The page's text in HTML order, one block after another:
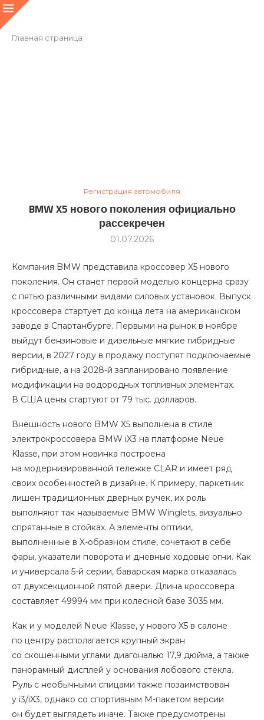
Главная страница
Регистрация автомобиля
BMW X5 нового поколения официально
рассекречен
01.07.2026
Компания BMW представила кроссовер X5 нового
поколения. Он станет первой моделью концерна сразу
с пятью различными видами силовых установок. Выпуск
кроссовера стартует до конца лета на американском
заводе в Спартанбурге. Первыми на рынок в ноябре
выйдут бензиновые и дизельные мягкие гибридные
версии, в 2027 году в продажу поступят подключаемые
гибридные, а на 2028-й запланировано появление
модификации на водородных топливных элементах.
В США цены стартуют от 79 тыс. долларов.
Внешность нового BMW X5 выполнена в стиле
электрокроссовера BMW iX3 на платформе Neue
Klasse, при этом новинка построена
на модернизированной тележке CLAR и имеет ряд
своих особенностей в дизайне. К примеру, паркетник
лишен традиционных дверных ручек, их роль
выполняют так называемые BMW Winglets, визуально
спрятанные в стойках. А элементы оптики,
выполненные в X-образном стиле, сочетают в себе
фары, указатели поворота и дневные ходовые огни. Как
и универсала 5-й серии, баварская марка отказалась
от двухсекционной пятой двери. Длина кроссовера
составляет 49994 мм при колесной базе 3035 мм.
Как и у моделей Neue Klasse, у нового X5 в салоне
по центру располагается крупный экран
со скошенными углами диагональю 17,9 дюйма, а также
панорамный дисплей у основания лобового стекла.
Руль с необычными спицами также позаимствован
у i3/iX3, однако со спортивным М-пакетом версии
он будет выглядеть иначе. Также предусмотрены